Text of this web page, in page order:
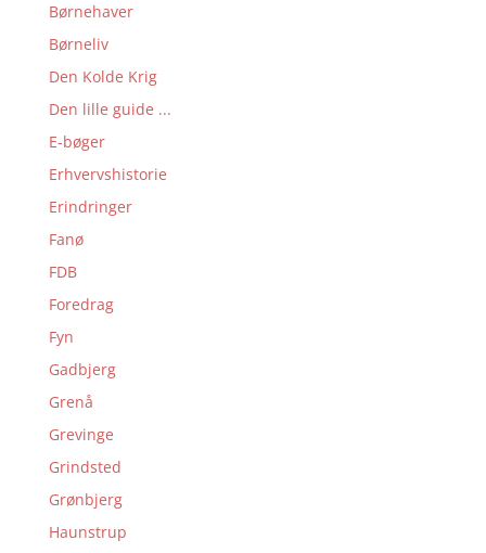
Børnehaver
Børneliv
Den Kolde Krig
Den lille guide ...
E-bøger
Erhvervshistorie
Erindringer
Fanø
FDB
Foredrag
Fyn
Gadbjerg
Grenå
Grevinge
Grindsted
Grønbjerg
Haunstrup